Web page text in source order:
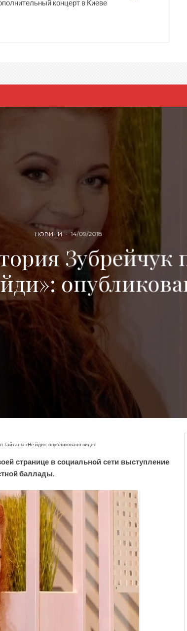
концерт в Киеве
НОВИНИ · 14/09/2018
Зубрейчук
Гайтаны «Не йди»: опубликовано видео
странице в социальной сети выступление
баллады.